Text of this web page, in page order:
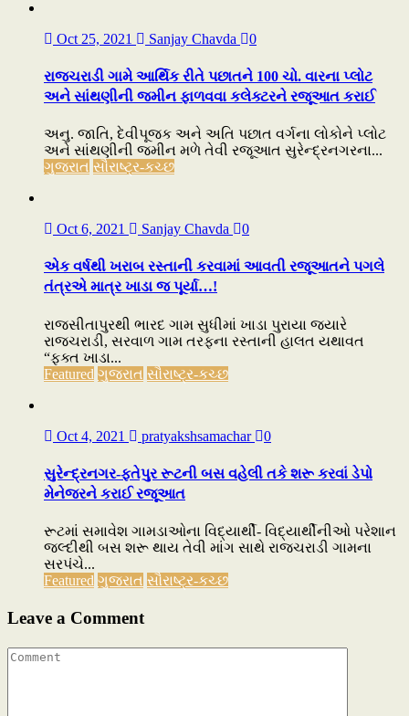
Oct 25, 2021 Sanjay Chavda 0
રાજચરાડી ગામે આર્થિક રીતે પછાતને 100 ચો. વારના પ્લોટ
અને સાંથણીની જમીન ફાળવવા કલેક્ટરને રજૂઆત કરાઈ
અનુ. જાતિ, દેવીપૂજક અને અતિ પછાત વર્ગના લોકોને પ્લોટ
અને સાંથણીની જમીન મળે તેવી રજૂઆત સુરેન્દ્રનગરના...
ગુજરાત સૌરાષ્ટ્ર-કચ્છ
Oct 6, 2021 Sanjay Chavda 0
એક વર્ષથી ખરાબ રસ્તાની કરવામાં આવતી રજૂઆતને પગલે
તંત્રએ માત્ર ખાડા જ પૂર્યા…!
રાજસીતાપુરથી ભારદ ગામ સુધીમાં ખાડા પુરાયા જ્યારે
રાજચરાડી, સરવાળ ગામ તરફના રસ્તાની હાલત યથાવત
“ફક્ત ખાડા...
Featured ગુજરાત સૌરાષ્ટ્ર-કચ્છ
Oct 4, 2021 pratyakshsamachar 0
સુરેન્દ્રનગર-ફતેપુર રૂટની બસ વહેલી તકે શરૂ કરવાં ડેપો
મેનેજરને કરાઈ રજૂઆત
રૂટમાં સમાવેશ ગામડાઓના વિદ્યાર્થી- વિદ્યાર્થીનીઓ પરેશાન
જલ્દીથી બસ શરૂ થાય તેવી માંગ સાથે રાજચરાડી ગામના
સરપંચે...
Featured ગુજરાત સૌરાષ્ટ્ર-કચ્છ
Leave a Comment